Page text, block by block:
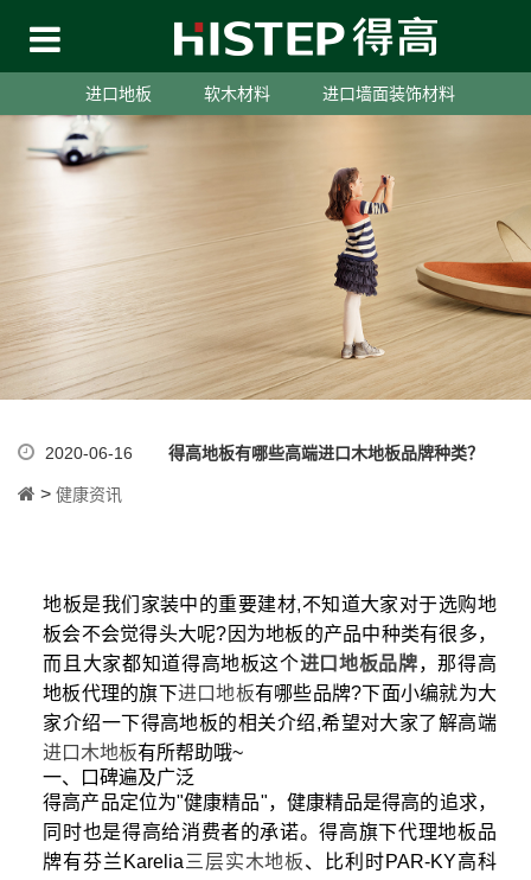
进口地板 软木材料 进口墙面装饰材料
2020-06-16 得高地板有哪些高端进口木地板品牌种类？
> 健康资讯
地板是我们家装中的重要建材,不知道大家对于选购地
板会不会觉得头大呢?因为地板的产品中种类有很多，
而且大家都知道得高地板这个进口地板品牌，那得高
地板代理的旗下进口地板有哪些品牌?下面小编就为大
家介绍一下得高地板的相关介绍,希望对大家了解高端
进口木地板有所帮助哦~
一、口碑遍及广泛
得高产品定位为"健康精品"，健康精品是得高的追求，
同时也是得高给消费者的承诺。得高旗下代理地板品
牌有芬兰Karelia 三层实木地板、比利时PAR-KY高科